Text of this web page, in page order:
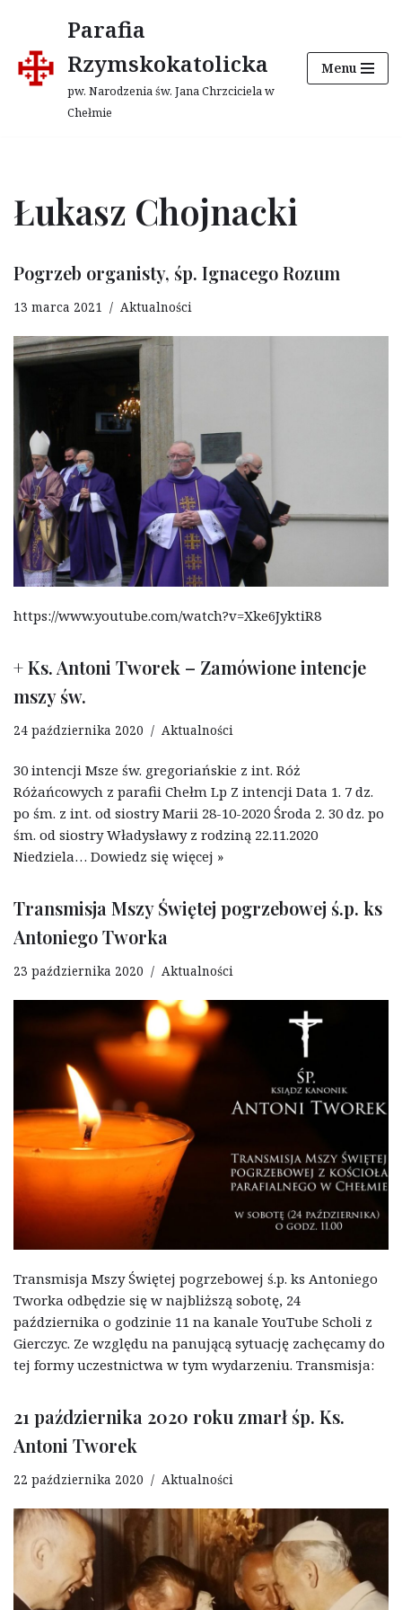
Przejdź
do
treści
Parafia
Rzymskokatolicka
pw. Narodzenia św. Jana Chrzciciela w
Chełmie
Menu
Łukasz Chojnacki
Pogrzeb organisty, śp. Ignacego Rozum
13 marca 2021 Aktualności
https://www.youtube.com/watch?v=Xke6JyktiR8
+ Ks. Antoni Tworek – Zamówione intencje
mszy św.
24 października 2020 Aktualności
30 intencji Msze św. gregoriańskie z int. Róż
Różańcowych z parafii Chełm Lp Z intencji Data 1. 7 dz.
po śm. z int. od siostry Marii 28-10-2020 Środa 2. 30 dz. po
śm. od siostry Władysławy z rodziną 22.11.2020
Niedziela… Dowiedz się więcej »
Transmisja Mszy Świętej pogrzebowej ś.p. ks
Antoniego Tworka
23 października 2020 Aktualności
Transmisja Mszy Świętej pogrzebowej ś.p. ks Antoniego
Tworka odbędzie się w najbliższą sobotę, 24
października o godzinie 11 na kanale YouTube Scholi z
Gierczyc. Ze względu na panującą sytuację zachęcamy do
tej formy uczestnictwa w tym wydarzeniu. Transmisja:
21 października 2020 roku zmarł śp. Ks.
Antoni Tworek
22 października 2020 Aktualności